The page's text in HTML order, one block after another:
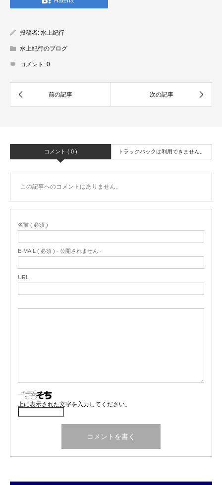
投稿者: 水上紀行
水上紀行のブログ
コメント: 0
コメント ( 0 ) トラックバックは利用できません。
この記事へのコメントはありません。
名前 ( 必須 )
E-MAIL ( 必須 ) - 公開されません -
URL
上に表示された文字を入力してください。